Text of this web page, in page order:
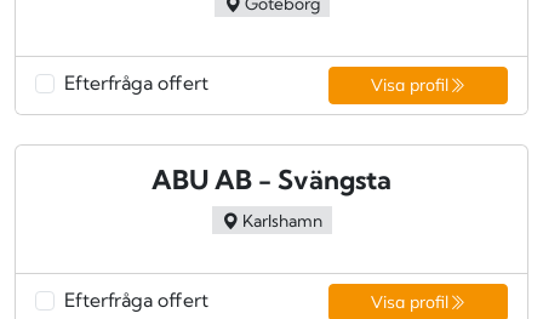
Efterfråga offert Visa profil
ABU AB - Svängsta
Karlshamn
Efterfråga offert Visa profil